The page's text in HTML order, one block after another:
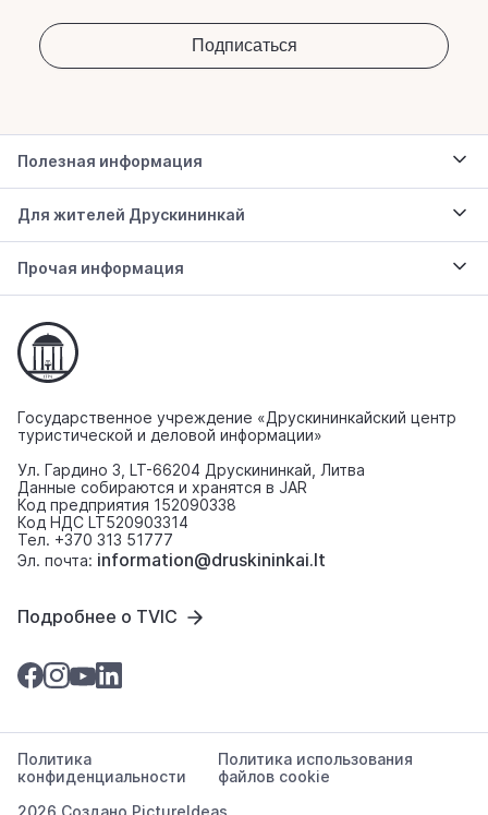
Полезная информация
Для жителей Друскининкай
Прочая информация
Государственное учреждение «Друскининкайский центр
туристической и деловой информации»
Ул. Гардино 3, LT-66204 Друскининкай, Литва
Данные собираются и хранятся в JAR
Код предприятия 152090338
Код НДС LT520903314
Тел. +370 313 51777
Эл. почта: information@druskininkai.lt
Подробнее о TVIC
2026 Создано PictureIdeas
Политика
конфиденциальности
Политика использования
файлов cookie